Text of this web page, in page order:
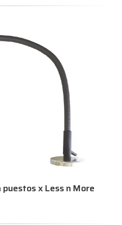
puestos x Less n More